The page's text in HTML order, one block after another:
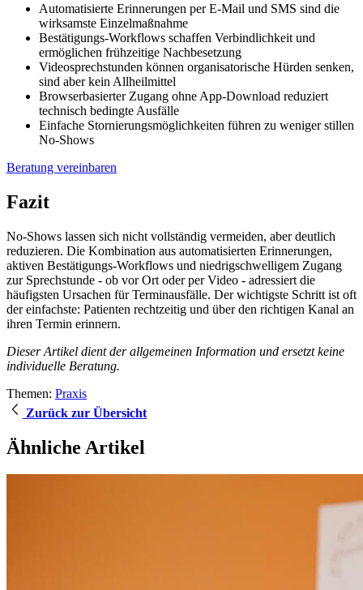
Automatisierte Erinnerungen per E-Mail und SMS sind die
wirksamste Einzelmaßnahme
Bestätigungs-Workflows schaffen Verbindlichkeit und
ermöglichen frühzeitige Nachbesetzung
Videosprechstunden können organisatorische Hürden senken,
sind aber kein Allheilmittel
Browserbasierter Zugang ohne App-Download reduziert
technisch bedingte Ausfälle
Einfache Stornierungsmöglichkeiten führen zu weniger stillen
No-Shows
Beratung vereinbaren
Fazit
No-Shows lassen sich nicht vollständig vermeiden, aber deutlich
reduzieren. Die Kombination aus automatisierten Erinnerungen,
aktiven Bestätigungs-Workflows und niedrigschwelligem Zugang
zur Sprechstunde - ob vor Ort oder per Video - adressiert die
häufigsten Ursachen für Terminausfälle. Der wichtigste Schritt ist oft
der einfachste: Patienten rechtzeitig und über den richtigen Kanal an
ihren Termin erinnern.
Dieser Artikel dient der allgemeinen Information und ersetzt keine
individuelle Beratung.
Themen: Praxis
Zurück zur Übersicht
Ähnliche Artikel